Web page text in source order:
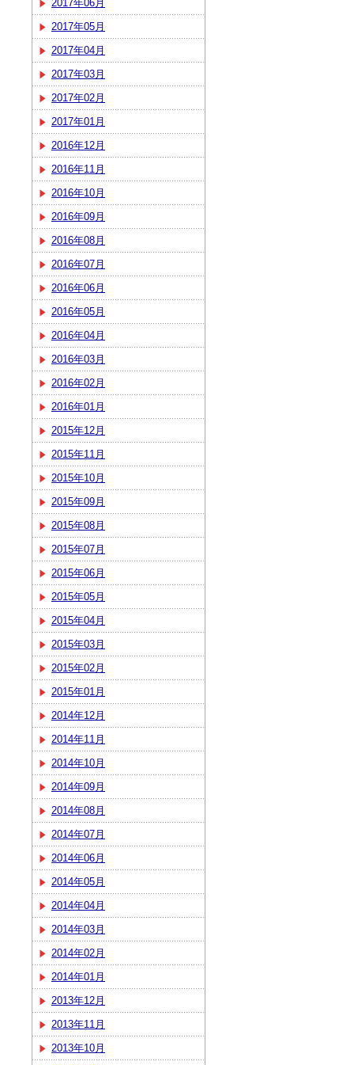
2017年06月
2017年05月
2017年04月
2017年03月
2017年02月
2017年01月
2016年12月
2016年11月
2016年10月
2016年09月
2016年08月
2016年07月
2016年06月
2016年05月
2016年04月
2016年03月
2016年02月
2016年01月
2015年12月
2015年11月
2015年10月
2015年09月
2015年08月
2015年07月
2015年06月
2015年05月
2015年04月
2015年03月
2015年02月
2015年01月
2014年12月
2014年11月
2014年10月
2014年09月
2014年08月
2014年07月
2014年06月
2014年05月
2014年04月
2014年03月
2014年02月
2014年01月
2013年12月
2013年11月
2013年10月